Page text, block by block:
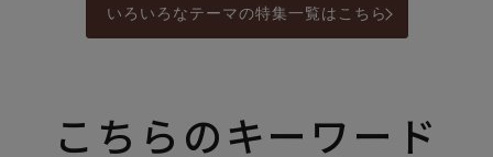
いろいろなテーマの特集一覧はこちら
こちらのキーワード